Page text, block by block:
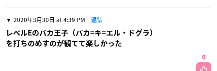
2020年3月30日 at 4:39 PM 返信
レベルEのバカ王子（バカ=キ=エル・ドグラ）
を打ちのめすのが観てて楽しかった
0